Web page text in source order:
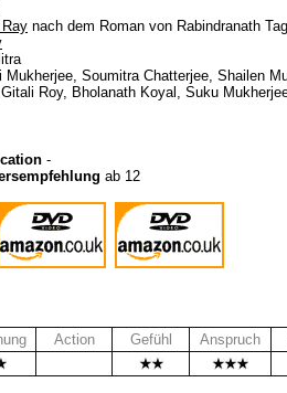
nach dem Roman von Rabindranath
Mukherjee, Soumitra Chatterjee, Shailen
Roy, Bholanath Koyal, Suku
-
ab 12
Action Gefühl Anspruch